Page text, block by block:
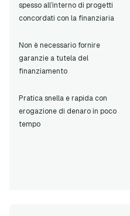
spesso all’interno di progetti
concordati con la finanziaria
Non è necessario fornire
garanzie a tutela del
finanziamento
Pratica snella e rapida con
erogazione di denaro in poco
tempo